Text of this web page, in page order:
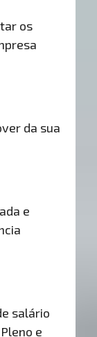
os
da sua
e
salário
e